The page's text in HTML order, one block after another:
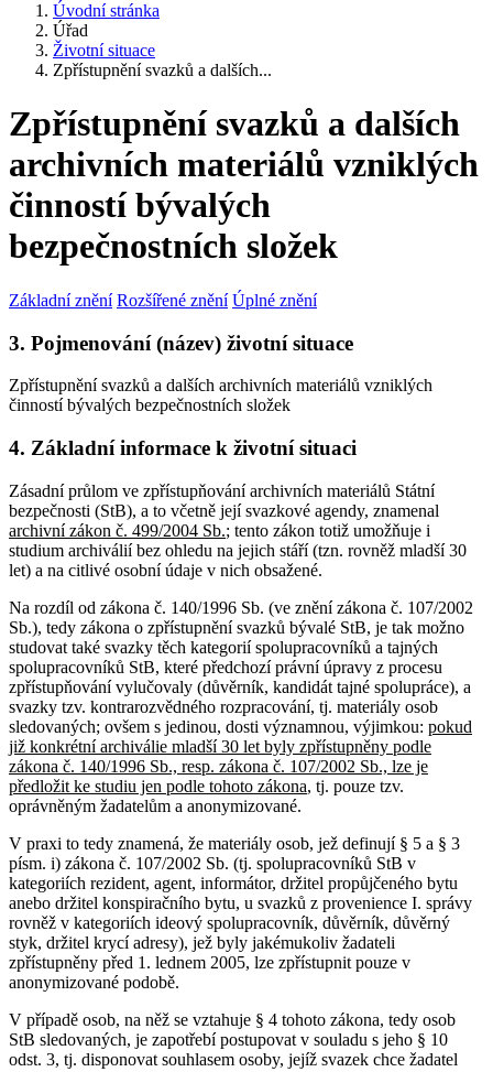
Úvodní stránka
Úřad
Životní situace
Zpřístupnění svazků a dalších...
Zpřístupnění svazků a dalších
archivních materiálů vzniklých
činností bývalých
bezpečnostních složek
Základní znění Rozšířené znění Úplné znění
3. Pojmenování (název) životní situace
Zpřístupnění svazků a dalších archivních materiálů vzniklých
činností bývalých bezpečnostních složek
4. Základní informace k životní situaci
Zásadní průlom ve zpřístupňování archivních materiálů Státní
bezpečnosti (StB), a to včetně její svazkové agendy, znamenal
archivní zákon č. 499/2004 Sb.; tento zákon totiž umožňuje i
studium archiválií bez ohledu na jejich stáří (tzn. rovněž mladší 30
let) a na citlivé osobní údaje v nich obsažené.
Na rozdíl od zákona č. 140/1996 Sb. (ve znění zákona č. 107/2002
Sb.), tedy zákona o zpřístupnění svazků bývalé StB, je tak možno
studovat také svazky těch kategorií spolupracovníků a tajných
spolupracovníků StB, které předchozí právní úpravy z procesu
zpřístupňování vylučovaly (důvěrník, kandidát tajné spolupráce), a
svazky tzv. kontrarozvědného rozpracování, tj. materiály osob
sledovaných; ovšem s jedinou, dosti významnou, výjimkou: pokud
již konkrétní archiválie mladší 30 let byly zpřístupněny podle
zákona č. 140/1996 Sb., resp. zákona č. 107/2002 Sb., lze je
předložit ke studiu jen podle tohoto zákona, tj. pouze tzv.
oprávněným žadatelům a anonymizované.
V praxi to tedy znamená, že materiály osob, jež definují § 5 a § 3
písm. i) zákona č. 107/2002 Sb. (tj. spolupracovníků StB v
kategoriích rezident, agent, informátor, držitel propůjčeného bytu
anebo držitel konspiračního bytu, u svazků z provenience I. správy
rovněž v kategoriích ideový spolupracovník, důvěrník, důvěrný
styk, držitel krycí adresy), jež byly jakémukoliv žadateli
zpřístupněny před 1. lednem 2005, lze zpřístupnit pouze v
anonymizované podobě.
V případě osob, na něž se vztahuje § 4 tohoto zákona, tedy osob
StB sledovaných, je zapotřebí postupovat v souladu s jeho § 10
odst. 3, tj. disponovat souhlasem osoby, jejíž svazek chce žadatel